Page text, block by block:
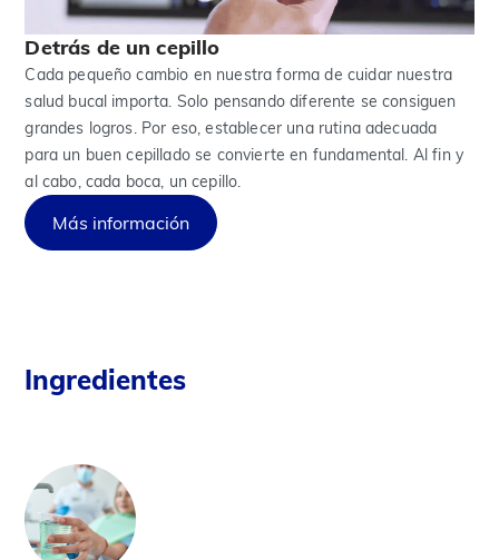
Detrás de un cepillo
Cada pequeño cambio en nuestra forma de cuidar nuestra
salud bucal importa. Solo pensando diferente se consiguen
grandes logros. Por eso, establecer una rutina adecuada
para un buen cepillado se convierte en fundamental. Al fin y
al cabo, cada boca, un cepillo.
Más información
Ingredientes